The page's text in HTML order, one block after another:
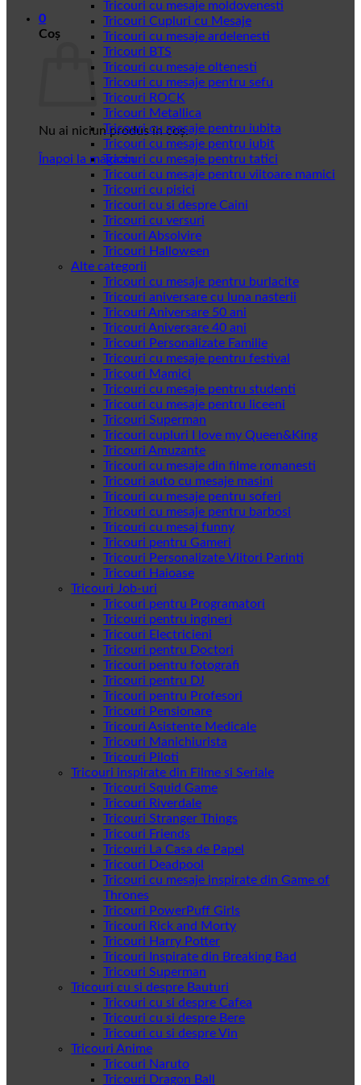
0
Coș
Nu ai niciun produs în coș.
Înapoi la magazin
Tricouri cu mesaje moldovenesti
Tricouri Cupluri cu Mesaje
Tricouri cu mesaje ardelenesti
Tricouri BTS
Tricouri cu mesaje oltenesti
Tricouri cu mesaje pentru sefu
Tricouri ROCK
Tricouri Metallica
Tricouri cu mesaje pentru iubita
Tricouri cu mesaje pentru iubit
Tricouri cu mesaje pentru tatici
Tricouri cu mesaje pentru viitoare mamici
Tricouri cu pisici
Tricouri cu si despre Caini
Tricouri cu versuri
Tricouri Absolvire
Tricouri Halloween
Alte categorii
Tricouri cu mesaje pentru burlacite
Tricouri aniversare cu luna nasterii
Tricouri Aniversare 50 ani
Tricouri Aniversare 40 ani
Tricouri Personalizate Familie
Tricouri cu mesaje pentru festival
Tricouri Mamici
Tricouri cu mesaje pentru studenti
Tricouri cu mesaje pentru liceeni
Tricouri Superman
Tricouri cupluri I love my Queen&King
Tricouri Amuzante
Tricouri cu mesaje din filme romanesti
Tricouri auto cu mesaje masini
Tricouri cu mesaje pentru soferi
Tricouri cu mesaje pentru barbosi
Tricouri cu mesaj funny
Tricouri pentru Gameri
Tricouri Personalizate Viitori Parinti
Tricouri Haioase
Tricouri Job-uri
Tricouri pentru Programatori
Tricouri pentru ingineri
Tricouri Electricieni
Tricouri pentru Doctori
Tricouri pentru fotografi
Tricouri pentru DJ
Tricouri pentru Profesori
Tricouri Pensionare
Tricouri Asistente Medicale
Tricouri Manichiurista
Tricouri Piloti
Tricouri inspirate din Filme si Seriale
Tricouri Squid Game
Tricouri Riverdale
Tricouri Stranger Things
Tricouri Friends
Tricouri La Casa de Papel
Tricouri Deadpool
Tricouri cu mesaje inspirate din Game of
Thrones
Tricouri PowerPuff Girls
Tricouri Rick and Morty
Tricouri Harry Potter
Tricouri Inspirate din Breaking Bad
Tricouri Superman
Tricouri cu si despre Bauturi
Tricouri cu si despre Cafea
Tricouri cu si despre Bere
Tricouri cu si despre Vin
Tricouri Anime
Tricouri Naruto
Tricouri Dragon Ball